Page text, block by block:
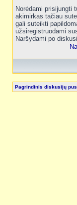
Norėdami prisijungti
akimirkas tačiau
gali suteikti
užsiregistruodami
Naršydami po
Pagrindinis diskusijų